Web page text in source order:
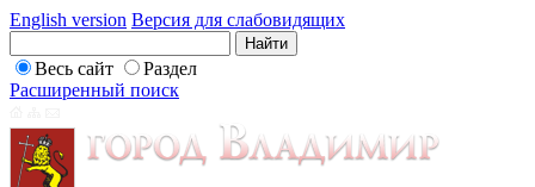
English version Версия для слабовидящих
Весь сайт
Раздел
Расширенный поиск